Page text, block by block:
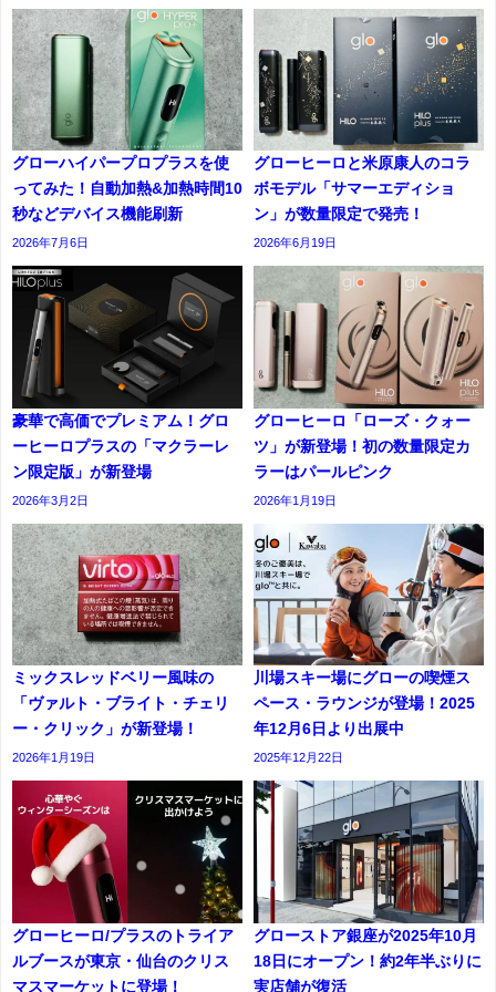
グローハイパープロプラスを使
ってみた！自動加熱&加熱時間10
秒などデバイス機能刷新
2026年7月6日
グローヒーロと米原康人のコラ
ボモデル「サマーエディショ
ン」が数量限定で発売！
2026年6月19日
豪華で高価でプレミアム！グロ
ーヒーロプラスの「マクラーレ
ン限定版」が新登場
2026年3月2日
グローヒーロ「ローズ・クォー
ツ」が新登場！初の数量限定カ
ラーはパールピンク
2026年1月19日
ミックスレッドベリー風味の
「ヴァルト・ブライト・チェリ
ー・クリック」が新登場！
2026年1月19日
川場スキー場にグローの喫煙ス
ペース・ラウンジが登場！2025
年12月6日より出展中
2025年12月22日
グローヒーロ/プラスのトライア
ルブースが東京・仙台のクリス
マスマーケットに登場！
グローストア銀座が2025年10月
18日にオープン！約2年半ぶりに
実店舗が復活